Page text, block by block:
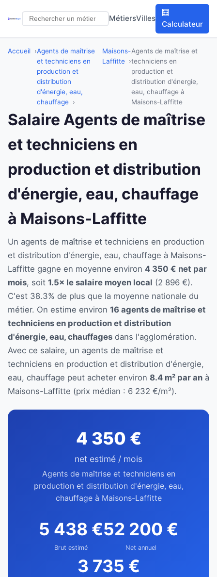
MétiersVilles
🧮
Calculateur
Accueil
Agents de maîtrise
et techniciens en
production et
distribution
d'énergie, eau,
chauffage
Maisons-
Laffitte
Agents de maîtrise et
techniciens en
production et
distribution d'énergie,
eau, chauffage à
Maisons-Laffitte
Salaire Agents de maîtrise
et techniciens en
production et distribution
d'énergie, eau, chauffage
à Maisons-Laffitte
Un agents de maîtrise et techniciens en production
et distribution d'énergie, eau, chauffage à Maisons-
Laffitte gagne en moyenne environ 4 350 € net par
mois, soit 1.5× le salaire moyen local (2 896 €).
C'est 38.3% de plus que la moyenne nationale du
métier. On estime environ 16 agents de maîtrise et
techniciens en production et distribution
d'énergie, eau, chauffages dans l'agglomération.
Avec ce salaire, un agents de maîtrise et
techniciens en production et distribution d'énergie,
eau, chauffage peut acheter environ 8.4 m² par an à
Maisons-Laffitte (prix médian : 6 232 €/m²).
4 350 €
net estimé / mois
Agents de maîtrise et techniciens en
production et distribution d'énergie, eau,
chauffage à Maisons-Laffitte
5 438 €
Brut estimé
52 200 €
Net annuel
3 735 €